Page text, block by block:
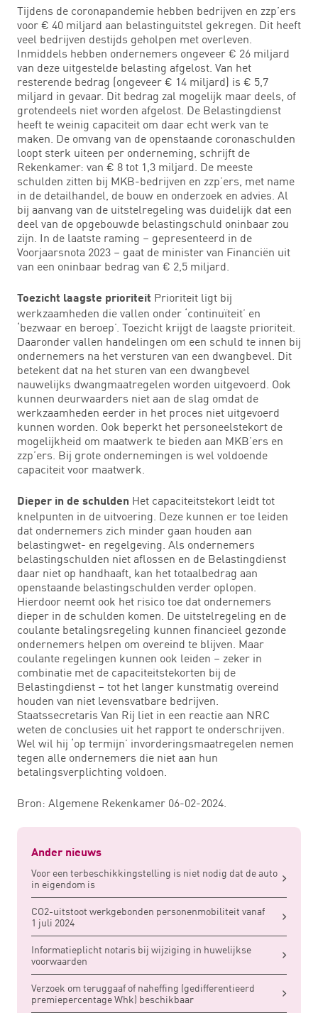
Tijdens de coronapandemie hebben bedrijven en zzp’ers
voor € 40 miljard aan belastinguitstel gekregen. Dit heeft
veel bedrijven destijds geholpen met overleven.
Inmiddels hebben ondernemers ongeveer € 26 miljard
van deze uitgestelde belasting afgelost. Van het
resterende bedrag (ongeveer € 14 miljard) is € 5,7
miljard in gevaar. Dit bedrag zal mogelijk maar deels, of
grotendeels niet worden afgelost. De Belastingdienst
heeft te weinig capaciteit om daar echt werk van te
maken. De omvang van de openstaande coronaschulden
loopt sterk uiteen per onderneming, schrijft de
Rekenkamer: van € 8 tot 1,3 miljard. De meeste
schulden zitten bij MKB-bedrijven en zzp’ers, met name
in de detailhandel, de bouw en onderzoek en advies. Al
bij aanvang van de uitstelregeling was duidelijk dat een
deel van de opgebouwde belastingschuld oninbaar zou
zijn. In de laatste raming – gepresenteerd in de
Voorjaarsnota 2023 – gaat de minister van Financiën uit
van een oninbaar bedrag van € 2,5 miljard.
Toezicht laagste prioriteit Prioriteit ligt bij
werkzaamheden die vallen onder ‘continuïteit’ en
‘bezwaar en beroep’. Toezicht krijgt de laagste prioriteit.
Daaronder vallen handelingen om een schuld te innen bij
ondernemers na het versturen van een dwangbevel. Dit
betekent dat na het sturen van een dwangbevel
nauwelijks dwangmaatregelen worden uitgevoerd. Ook
kunnen deurwaarders niet aan de slag omdat de
werkzaamheden eerder in het proces niet uitgevoerd
kunnen worden. Ook beperkt het personeelstekort de
mogelijkheid om maatwerk te bieden aan MKB’ers en
zzp’ers. Bij grote ondernemingen is wel voldoende
capaciteit voor maatwerk.
Dieper in de schulden Het capaciteitstekort leidt tot
knelpunten in de uitvoering. Deze kunnen er toe leiden
dat ondernemers zich minder gaan houden aan
belastingwet- en regelgeving. Als ondernemers
belastingschulden niet aflossen en de Belastingdienst
daar niet op handhaaft, kan het totaalbedrag aan
openstaande belastingschulden verder oplopen.
Hierdoor neemt ook het risico toe dat ondernemers
dieper in de schulden komen. De uitstelregeling en de
coulante betalingsregeling kunnen financieel gezonde
ondernemers helpen om overeind te blijven. Maar
coulante regelingen kunnen ook leiden – zeker in
combinatie met de capaciteitstekorten bij de
Belastingdienst – tot het langer kunstmatig overeind
houden van niet levensvatbare bedrijven.
Staatssecretaris Van Rij liet in een reactie aan NRC
weten de conclusies uit het rapport te onderschrijven.
Wel wil hij ‘op termijn’ invorderingsmaatregelen nemen
tegen alle ondernemers die niet aan hun
betalingsverplichting voldoen.
Bron: Algemene Rekenkamer 06-02-2024.
Ander nieuws
Voor een terbeschikkingstelling is niet nodig dat de auto
in eigendom is
CO2-uitstoot werkgebonden personenmobiliteit vanaf
1 juli 2024
Informatieplicht notaris bij wijziging in huwelijkse
voorwaarden
Verzoek om teruggaaf of naheffing (gedifferentieerd
premiepercentage Whk) beschikbaar